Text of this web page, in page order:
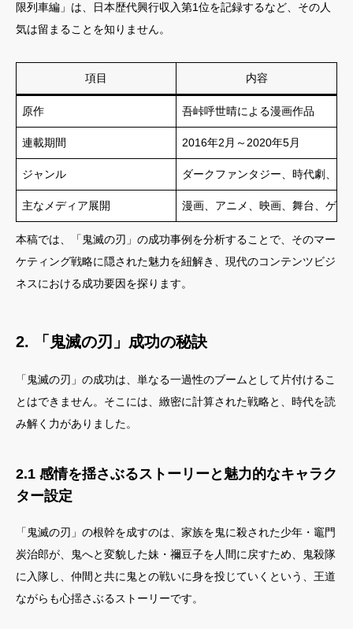
限列車編」は、日本歴代興行収入第1位を記録するなど、その人
気は留まることを知りません。
項目 内容
原作 吾峠呼世晴による漫画作品
連載期間 2016年2月～2020年5月
ジャンル ダークファンタジー、時代劇、バ
主なメディア展開 漫画、アニメ、映画、舞台、ゲー
本稿では、「鬼滅の刃」の成功事例を分析することで、そのマー
ケティング戦略に隠された魅力を紐解き、現代のコンテンツビジ
ネスにおける成功要因を探ります。
2. 「鬼滅の刃」成功の秘訣
「鬼滅の刃」の成功は、単なる一過性のブームとして片付けるこ
とはできません。そこには、緻密に計算された戦略と、時代を読
み解く力がありました。
2.1 感情を揺さぶるストーリーと魅力的なキャラク
ター設定
「鬼滅の刃」の根幹を成すのは、家族を鬼に殺された少年・竈門
炭治郎が、鬼へと変貌した妹・禰豆子を人間に戻すため、鬼殺隊
に入隊し、仲間と共に鬼との戦いに身を投じていくという、王道
ながらも心揺さぶるストーリーです。